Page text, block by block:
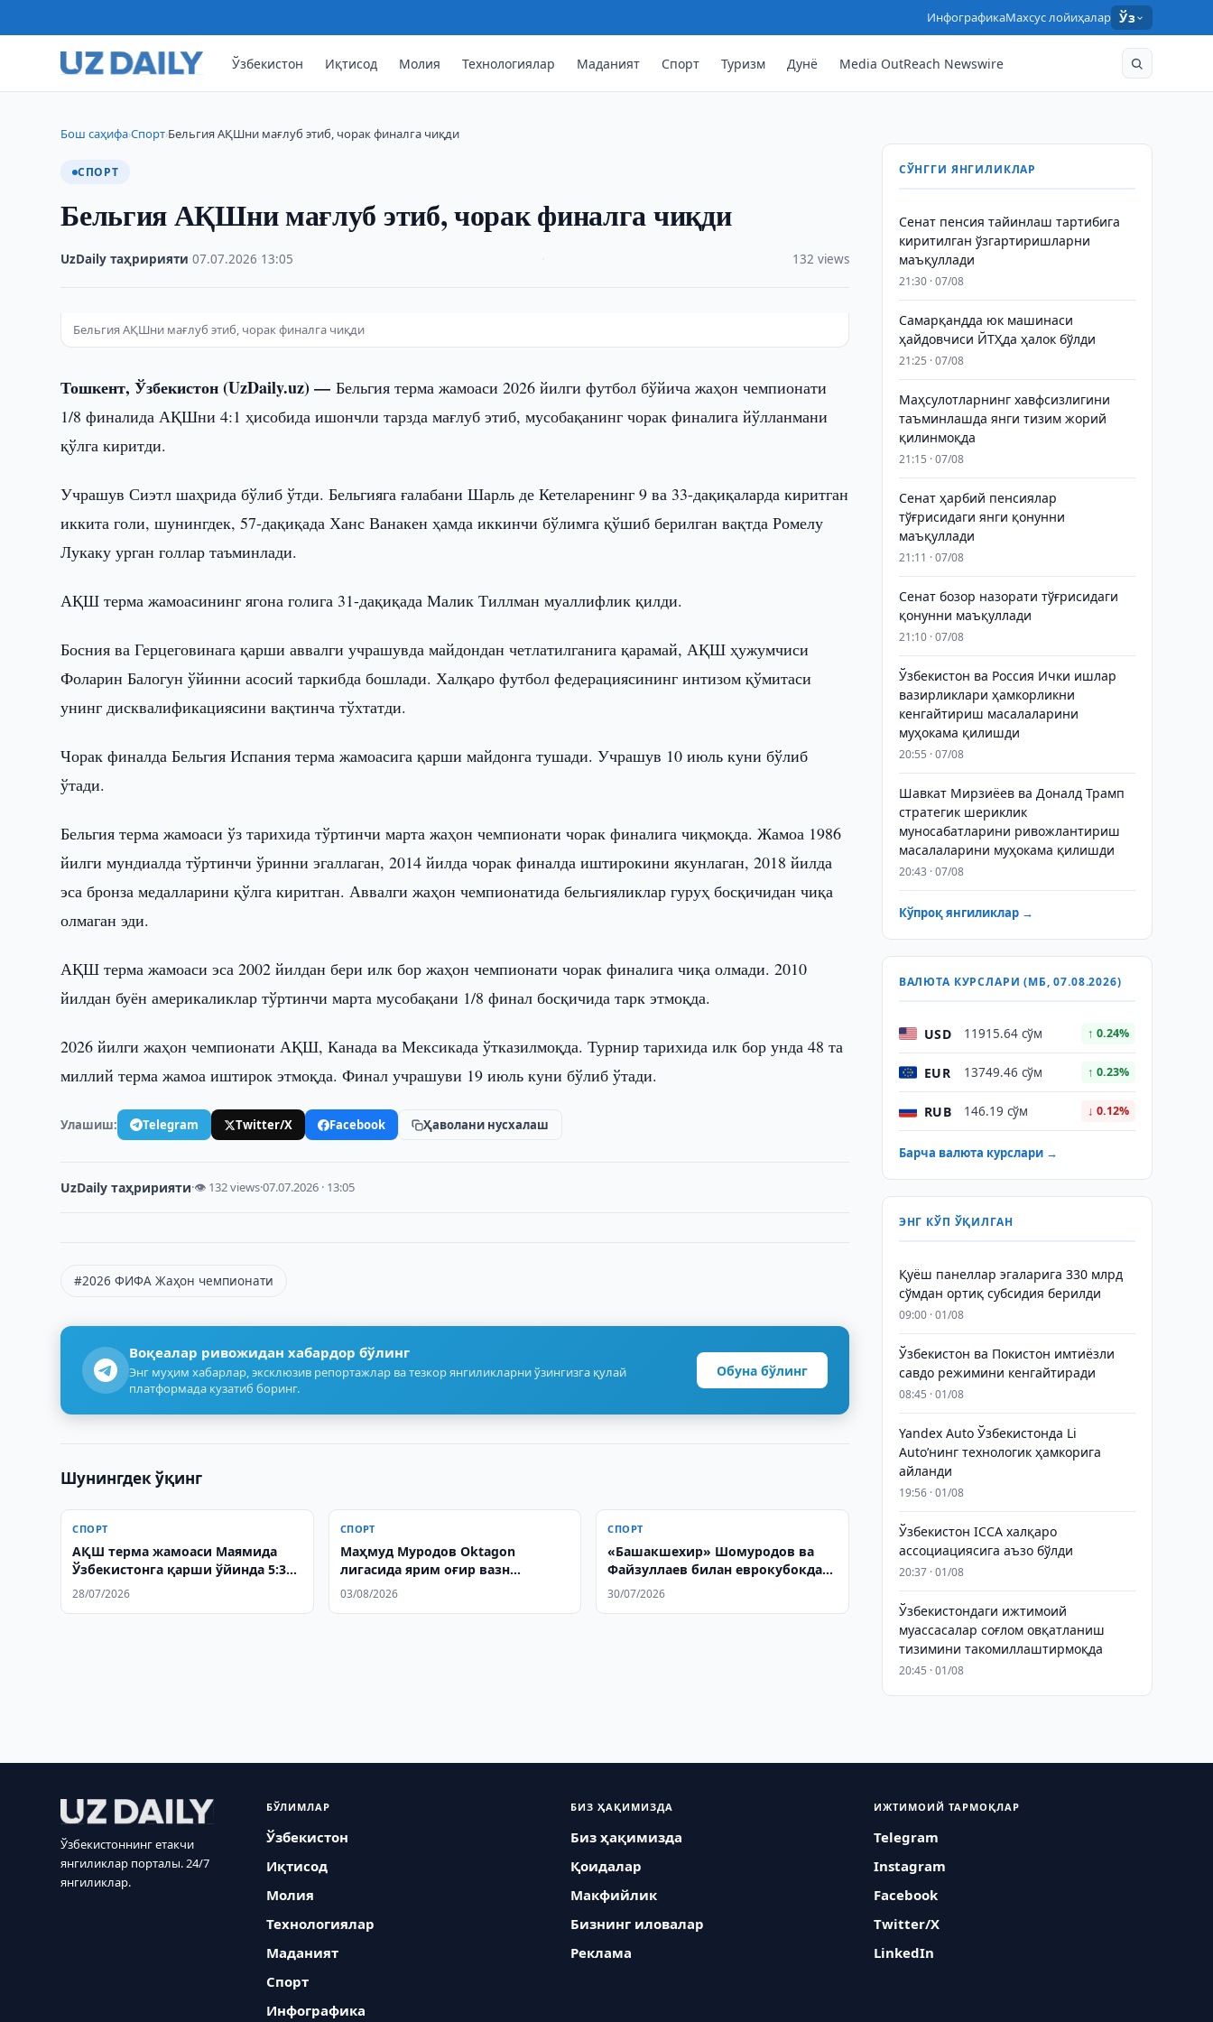
ИнфографикаМахсус лойиҳалар Ўз
Ўзбекистон Иқтисод Молия Технологиялар Маданият Спорт Туризм Дунё Media OutReach Newswire
Бош саҳифа›Спорт›Бельгия АҚШни мағлуб этиб, чорак финалга чиқди
СПОРТ
Бельгия АҚШни мағлуб этиб, чорак финалга чиқди
UzDaily таҳририяти ·07.07.2026 13:05 132 views
Бельгия АҚШни мағлуб этиб, чорак финалга чиқди
Тошкент, Ўзбекистон (UzDaily.uz) —Бельгия терма жамоаси 2026 йилги футбол бўйича жаҳон чемпионати
1/8 финалида АҚШни 4:1 ҳисобида ишончли тарзда мағлуб этиб, мусобақанинг чорак финалига йўлланмани
қўлга киритди.
Учрашув Сиэтл шаҳрида бўлиб ўтди. Бельгияга ғалабани Шарль де Кетеларенинг 9 ва 33-дақиқаларда киритган
иккита голи, шунингдек, 57-дақиқада Ханс Ванакен ҳамда иккинчи бўлимга қўшиб берилган вақтда Ромелу
Лукаку урган голлар таъминлади.
АҚШ терма жамоасининг ягона голига 31-дақиқада Малик Тиллман муаллифлик қилди.
Босния ва Герцеговинага қарши аввалги учрашувда майдондан четлатилганига қарамай, АҚШ ҳужумчиси
Фоларин Балогун ўйинни асосий таркибда бошлади. Халқаро футбол федерациясининг интизом қўмитаси
унинг дисквалификациясини вақтинча тўхтатди.
Чорак финалда Бельгия Испания терма жамоасига қарши майдонга тушади. Учрашув 10 июль куни бўлиб
ўтади.
Бельгия терма жамоаси ўз тарихида тўртинчи марта жаҳон чемпионати чорак финалига чиқмоқда. Жамоа 1986
йилги мундиалда тўртинчи ўринни эгаллаган, 2014 йилда чорак финалда иштирокини якунлаган, 2018 йилда
эса бронза медалларини қўлга киритган. Аввалги жаҳон чемпионатида бельгияликлар гуруҳ босқичидан чиқа
олмаган эди.
АҚШ терма жамоаси эса 2002 йилдан бери илк бор жаҳон чемпионати чорак финалига чиқа олмади. 2010
йилдан буён америкаликлар тўртинчи марта мусобақани 1/8 финал босқичида тарк этмоқда.
2026 йилги жаҳон чемпионати АҚШ, Канада ва Мексикада ўтказилмоқда. Турнир тарихида илк бор унда 48 та
миллий терма жамоа иштирок этмоқда. Финал учрашуви 19 июль куни бўлиб ўтади.
Улашиш: Telegram Twitter/X Facebook Ҳаволани нусхалаш
UzDaily таҳририяти·👁 132 views·07.07.2026 · 13:05
#2026 ФИФА Жаҳон чемпионати
Воқеалар ривожидан хабардор бўлинг
Энг муҳим хабарлар, эксклюзив репортажлар ва тезкор янгиликларни ўзингизга қулай
платформада кузатиб боринг.
Обуна бўлинг
Шунингдек ўқинг
СПОРТ
АҚШ терма жамоаси Маямида
Ўзбекистонга қарши ўйинда 5:3
ҳисобида олдинга чиқиб олди
28/07/2026
СПОРТ
Маҳмуд Муродов Oktagon
лигасида ярим оғир вазн
чемпиони бўлди
03/08/2026
СПОРТ
«Башакшехир» Шомуродов ва
Файзуллаев билан еврокубокдан
чиқди
30/07/2026
СЎНГГИ ЯНГИЛИКЛАР
Сенат пенсия тайинлаш тартибига
киритилган ўзгартиришларни
маъқуллади
21:30 · 07/08
Самарқандда юк машинаси
ҳайдовчиси ЙТҲда ҳалок бўлди
21:25 · 07/08
Маҳсулотларнинг хавфсизлигини
таъминлашда янги тизим жорий
қилинмоқда
21:15 · 07/08
Сенат ҳарбий пенсиялар
тўғрисидаги янги қонунни
маъқуллади
21:11 · 07/08
Сенат бозор назорати тўғрисидаги
қонунни маъқуллади
21:10 · 07/08
Ўзбекистон ва Россия Ички ишлар
вазирликлари ҳамкорликни
кенгайтириш масалаларини
муҳокама қилишди
20:55 · 07/08
Шавкат Мирзиёев ва Доналд Трамп
стратегик шериклик
муносабатларини ривожлантириш
масалаларини муҳокама қилишди
20:43 · 07/08
Кўпроқ янгиликлар →
ВАЛЮТА КУРСЛАРИ (МБ, 07.08.2026)
USD 11915.64 сўм ↑ 0.24%
EUR 13749.46 сўм ↑ 0.23%
RUB 146.19 сўм ↓ 0.12%
Барча валюта курслари →
ЭНГ КЎП ЎҚИЛГАН
Қуёш панеллар эгаларига 330 млрд
сўмдан ортиқ субсидия берилди
09:00 · 01/08
Ўзбекистон ва Покистон имтиёзли
савдо режимини кенгайтиради
08:45 · 01/08
Yandex Auto Ўзбекистонда Li
Auto’нинг технологик ҳамкорига
айланди
19:56 · 01/08
Ўзбекистон ICCA халқаро
ассоциациясига аъзо бўлди
20:37 · 01/08
Ўзбекистондаги ижтимоий
муассасалар соғлом овқатланиш
тизимини такомиллаштирмоқда
20:45 · 01/08
Ўзбекистоннинг етакчи
янгиликлар порталы. 24/7
янгиликлар.
БЎЛИМЛАР
Ўзбекистон
Иқтисод
Молия
Технологиялар
Маданият
Спорт
Инфографика
БИЗ ҲАҚИМИЗДА
Биз ҳақимизда
Қоидалар
Макфийлик
Бизнинг иловалар
Реклама
ИЖТИМОИЙ ТАРМОҚЛАР
Telegram
Instagram
Facebook
Twitter/X
LinkedIn